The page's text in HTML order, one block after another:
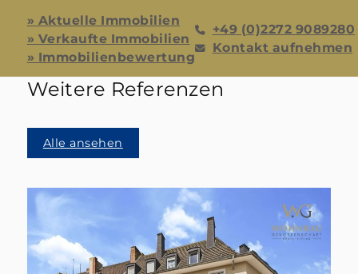
» Aktuelle Immobilien
» Verkaufte Immobilien
» Immobilienbewertung
+49 (0)2272 9089280
Kontakt aufnehmen
Weitere Referenzen
Alle ansehen